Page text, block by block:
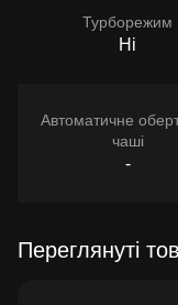
Турборежим
Ні
Автоматичне
чаші
-
Переглянуті